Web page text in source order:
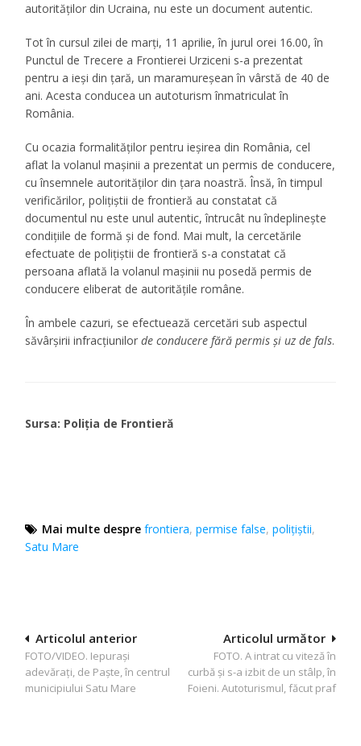
autorităților din Ucraina, nu este un document autentic.
Tot în cursul zilei de marți, 11 aprilie, în jurul orei 16.00, în
Punctul de Trecere a Frontierei Urziceni s-a prezentat
pentru a ieși din țară, un maramureșean în vârstă de 40 de
ani. Acesta conducea un autoturism înmatriculat în
România.
Cu ocazia formalităților pentru ieșirea din România, cel
aflat la volanul mașinii a prezentat un permis de conducere,
cu însemnele autorităților din țara noastră. Însă, în timpul
verificărilor, polițiștii de frontieră au constatat că
documentul nu este unul autentic, întrucât nu îndeplinește
condițiile de formă și de fond. Mai mult, la cercetările
efectuate de polițiștii de frontieră s-a constatat că
persoana aflată la volanul mașinii nu posedă permis de
conducere eliberat de autoritățile române.
În ambele cazuri, se efectuează cercetări sub aspectul
săvârșirii infracțiunilorde conducere fără permis și uz de fals.
Sursa: Poliția de Frontieră
Mai multe despre frontiera,permise false,polițiștii,
Satu Mare
Navigare
în
articole
Articolul următor
FOTO. A intrat cu viteză în
curbă și s-a izbit de un stâlp, în
Foieni. Autoturismul, făcut praf
Articolul anterior
FOTO/VIDEO. Iepuraşi
adevăraţi, de Paşte, în centrul
municipiului Satu Mare